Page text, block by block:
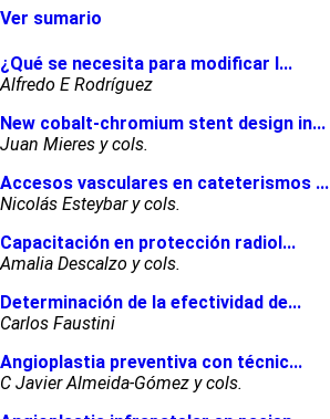
Ver sumario
¿Qué se necesita para modificar l...
Alfredo E Rodríguez
New cobalt-chromium stent design in...
Juan Mieres y cols.
Accesos vasculares en cateterismos ...
Nicolás Esteybar y cols.
Capacitación en protección radiol...
Amalia Descalzo y cols.
Determinación de la efectividad de...
Carlos Faustini
Angioplastia preventiva con técnic...
C Javier Almeida-Gómez y cols.